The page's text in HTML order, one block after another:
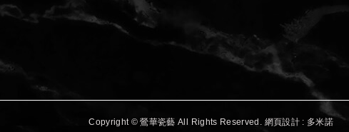
Copyright © 鶯華瓷藝 All Rights Reserved. 網頁設計 : 多米諾